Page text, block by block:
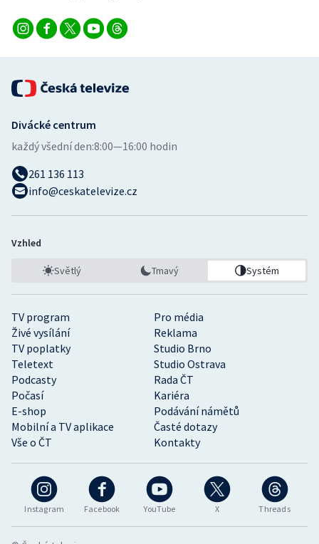
Judo
Lyže a snowboard
Moderní pětiboj
Motorsport
Olympijské hry
Parasport
Plavání
Plážový volejbal
Ragby
Rychlobruslení
Short track
Instagram Facebook YouTube X Threads
TV program
Pro média
Živé vysílání
Reklama
TV poplatky
Studio Brno
Teletext
Studio Ostrava
Podcasty
Rada ČT
Počasí
Kariéra
E-shop
Podávání námětů
Mobilní a TV aplikace
Časté dotazy
Vše o ČT
Kontakty
Divácké centrum
každý všední den:8:00—16:00 hodin
261 136 113
info@ceskatelevize.cz
Vzhled
Světlý Tmavý Systém